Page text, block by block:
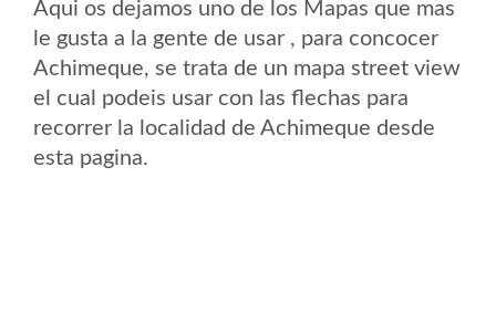
Aqui os dejamos uno de los Mapas que mas
le gusta a la gente de usar , para concocer
Achimeque, se trata de un mapa street view
el cual podeis usar con las flechas para
recorrer la localidad de Achimeque desde
esta pagina.